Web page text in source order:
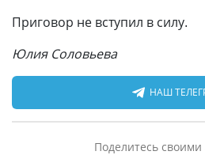
Приговор не вступил в силу.
Юлия Соловьева
НАШ
Поделитесь